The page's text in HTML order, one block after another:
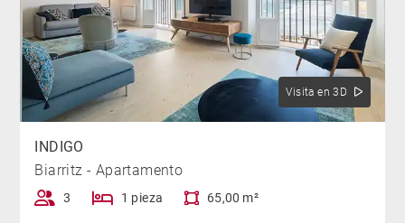
Visita en 3D
INDIGO
Biarritz - Apartamento
3 1 pieza 65,00 m²